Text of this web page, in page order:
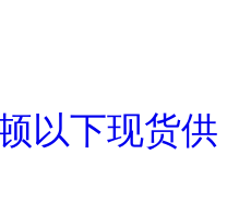
以下现货供